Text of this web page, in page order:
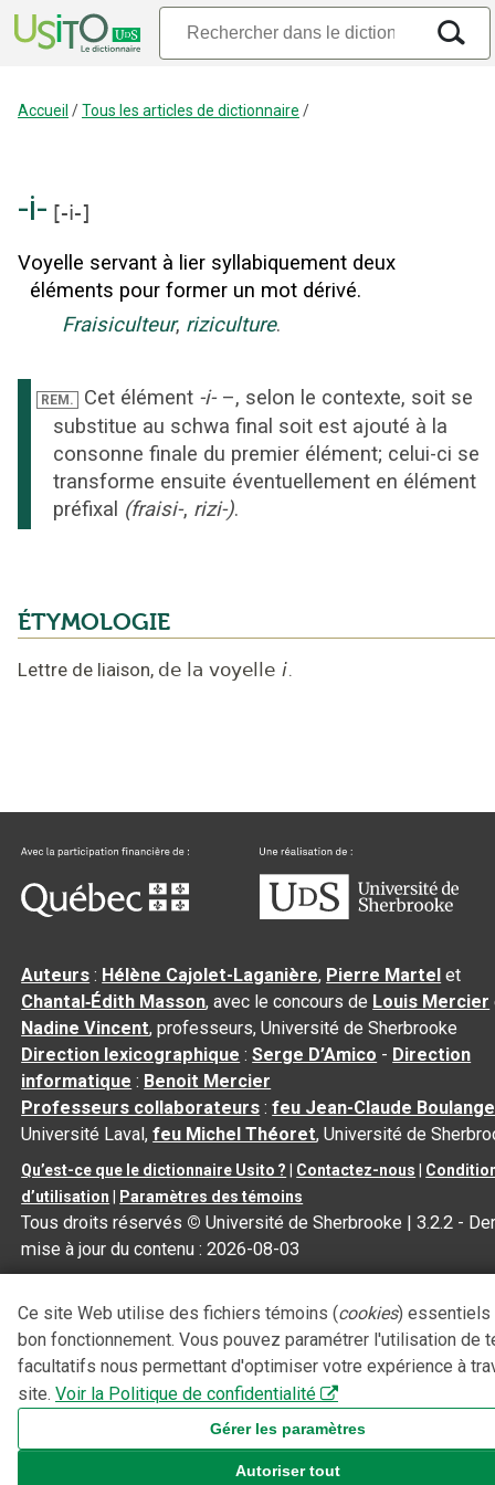
Accueil /Tous les articles de dictionnaire /
-i- [-i-]
Voyelle servant à lier syllabiquement deux
éléments pour former un mot dérivé.
Fraisiculteur, riziculture.
REM. Cet élément -i- –, selon le contexte, soit se
substitue au schwa final soit est ajouté à la
consonne finale du premier élément; celui-ci se
transforme ensuite éventuellement en élément
préfixal (fraisi-, rizi-).
ÉTYMOLOGIE
Lettre de liaison, de la voyelle i.
Auteurs : Hélène Cajolet-Laganière, Pierre Martel et
Chantal‑Édith Masson, avec le concours de Louis Mercier
Nadine Vincent, professeurs, Université de Sherbrooke
Direction lexicographique :Serge D’Amico - Direction
informatique : Benoit Mercier
Professeurs collaborateurs :feu Jean-Claude
Université Laval,feu Michel Théoret, Université de
Qu’est-ce que le dictionnaire Usito ? Contactez-nous
d’utilisation
Paramètres des témoins
Tous droits réservés © Université de Sherbrooke |3.2.2 -
mise à jour du contenu :2026-08-03
Ce site Web utilise des fichiers témoins (cookies) essentiels
bon fonctionnement. Vous pouvez paramétrer l'utilisation de
facultatifs nous permettant d'optimiser votre expérience à
site. Voir la Politique de confidentialité
Gérer les paramètres
Autoriser tout